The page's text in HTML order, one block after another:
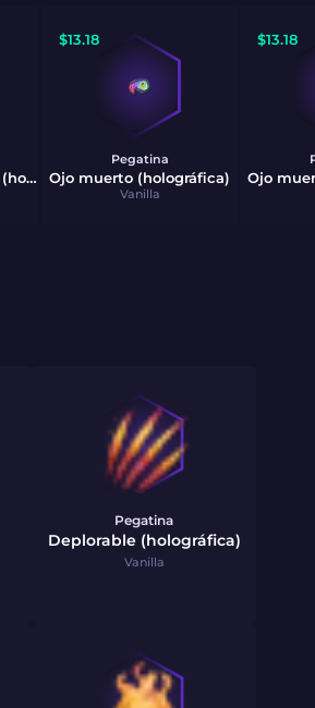
Andanada de abulón (holográfica)
$13.18
Pegatina
Ojo muerto (holográfica)
Vanilla
$13.18
Ojo
Pegatina
Deplorable (holográfica)
Vanilla